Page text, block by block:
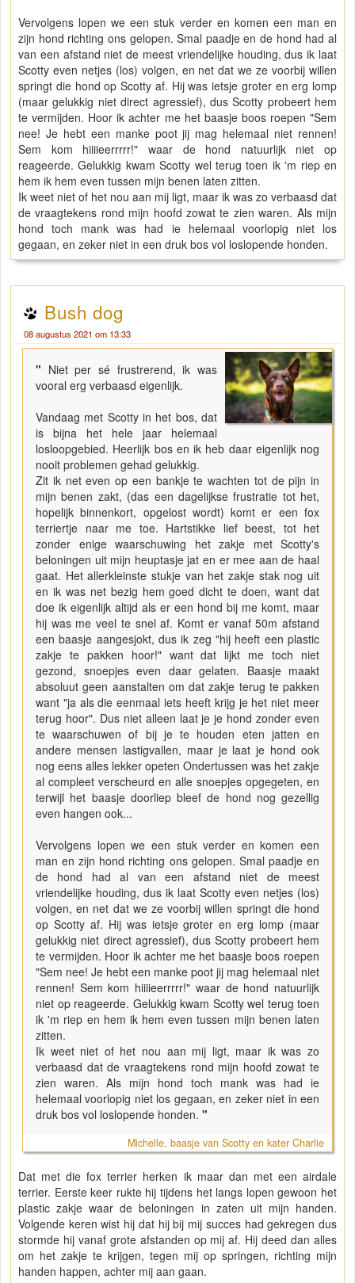
Vervolgens lopen we een stuk verder en komen een man en
zijn hond richting ons gelopen. Smal paadje en de hond had al
van een afstand niet de meest vriendelijke houding, dus ik laat
Scotty even netjes (los) volgen, en net dat we ze voorbij willen
springt die hond op Scotty af. Hij was ietsje groter en erg lomp
(maar gelukkig niet direct agressief), dus Scotty probeert hem
te vermijden. Hoor ik achter me het baasje boos roepen "Sem
nee! Je hebt een manke poot jij mag helemaal niet rennen!
Sem kom hiiiieerrrrr!" waar de hond natuurlijk niet op
reageerde. Gelukkig kwam Scotty wel terug toen ik 'm riep en
hem ik hem even tussen mijn benen laten zitten.
Ik weet niet of het nou aan mij ligt, maar ik was zo verbaasd dat
de vraagtekens rond mijn hoofd zowat te zien waren. Als mijn
hond toch mank was had ie helemaal voorlopig niet los
gegaan, en zeker niet in een druk bos vol loslopende honden.
Bush dog
08 augustus 2021 om 13:33
" Niet per sé frustrerend, ik was
vooral erg verbaasd eigenlijk.
Vandaag met Scotty in het bos, dat
is bijna het hele jaar helemaal
losloopgebied. Heerlijk bos en ik heb daar eigenlijk nog
nooit problemen gehad gelukkig.
Zit ik net even op een bankje te wachten tot de pijn in
mijn benen zakt, (das een dagelijkse frustratie tot het,
hopelijk binnenkort, opgelost wordt) komt er een fox
terriertje naar me toe. Hartstikke lief beest, tot het
zonder enige waarschuwing het zakje met Scotty's
beloningen uit mijn heuptasje jat en er mee aan de haal
gaat. Het allerkleinste stukje van het zakje stak nog uit
en ik was net bezig hem goed dicht te doen, want dat
doe ik eigenlijk altijd als er een hond bij me komt, maar
hij was me veel te snel af. Komt er vanaf 50m afstand
een baasje aangesjokt, dus ik zeg "hij heeft een plastic
zakje te pakken hoor!" want dat lijkt me toch niet
gezond, snoepjes even daar gelaten. Baasje maakt
absoluut geen aanstalten om dat zakje terug te pakken
want "ja als die eenmaal iets heeft krijg je het niet meer
terug hoor". Dus niet alleen laat je je hond zonder even
te waarschuwen of bij je te houden eten jatten en
andere mensen lastigvallen, maar je laat je hond ook
nog eens alles lekker opeten Ondertussen was het zakje
al compleet verscheurd en alle snoepjes opgegeten, en
terwijl het baasje doorliep bleef de hond nog gezellig
even hangen ook...
Vervolgens lopen we een stuk verder en komen een
man en zijn hond richting ons gelopen. Smal paadje en
de hond had al van een afstand niet de meest
vriendelijke houding, dus ik laat Scotty even netjes (los)
volgen, en net dat we ze voorbij willen springt die hond
op Scotty af. Hij was ietsje groter en erg lomp (maar
gelukkig niet direct agressief), dus Scotty probeert hem
te vermijden. Hoor ik achter me het baasje boos roepen
"Sem nee! Je hebt een manke poot jij mag helemaal niet
rennen! Sem kom hiiiieerrrrr!" waar de hond natuurlijk
niet op reageerde. Gelukkig kwam Scotty wel terug toen
ik 'm riep en hem ik hem even tussen mijn benen laten
zitten.
Ik weet niet of het nou aan mij ligt, maar ik was zo
verbaasd dat de vraagtekens rond mijn hoofd zowat te
zien waren. Als mijn hond toch mank was had ie
helemaal voorlopig niet los gegaan, en zeker niet in een
druk bos vol loslopende honden. "
Michelle, baasje van Scotty en kater Charlie
Dat met die fox terrier herken ik maar dan met een airdale
terrier. Eerste keer rukte hij tijdens het langs lopen gewoon het
plastic zakje waar de beloningen in zaten uit mijn handen.
Volgende keren wist hij dat hij bij mij succes had gekregen dus
stormde hij vanaf grote afstanden op mij af. Hij deed dan alles
om het zakje te krijgen, tegen mij op springen, richting mijn
handen happen, achter mij aan gaan.